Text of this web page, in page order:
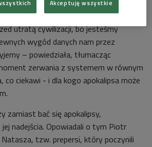
imigrantów.
utratą cywilizacji, bo jesteśmy
wygód danych nam przez
– powiedziała, tłumacząc
zerwania z systemem w równym
co ciekawi - i dla kogo apokalipsa może
zamiast bać się apokalipsy,
nadejścia. Opowiadali o tym Piotr
Natasza, tzw. prepersi, który poczynili
Akceptuję wszystkie